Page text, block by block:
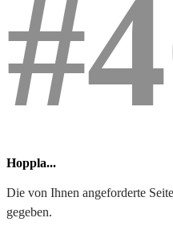
Hoppla...
Die von Ihnen angeforderte
gegeben.